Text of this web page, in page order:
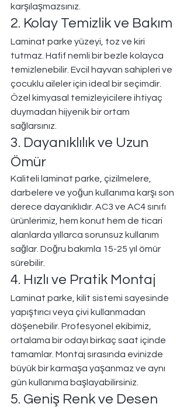
karşılaşmazsınız.
2. Kolay Temizlik ve Bakım
Laminat parke yüzeyi, toz ve kiri
tutmaz. Hafif nemli bir bezle kolayca
temizlenebilir. Evcil hayvan sahipleri ve
çocuklu aileler için ideal bir seçimdir.
Özel kimyasal temizleyicilere ihtiyaç
duymadan hijyenik bir ortam
sağlarsınız.
3. Dayanıklılık ve Uzun
Ömür
Kaliteli laminat parke, çizilmelere,
darbelere ve yoğun kullanıma karşı son
derece dayanıklıdır. AC3 ve AC4 sınıfı
ürünlerimiz, hem konut hem de ticari
alanlarda yıllarca sorunsuz kullanım
sağlar. Doğru bakımla 15-25 yıl ömür
sürebilir.
4. Hızlı ve Pratik Montaj
Laminat parke, kilit sistemi sayesinde
yapıştırıcı veya çivi kullanmadan
döşenebilir. Profesyonel ekibimiz,
ortalama bir odayı birkaç saat içinde
tamamlar. Montaj sırasında evinizde
büyük bir karmaşa yaşanmaz ve aynı
gün kullanıma başlayabilirsiniz.
5. Geniş Renk ve Desen